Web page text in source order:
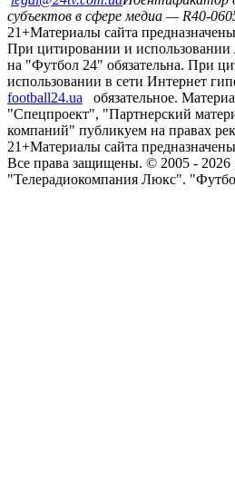
субъектов в сфере медиа — R40-
21+Материалы сайта
При цитировании и
на "Футбол 24" обязательна. При
использовании в сети Интернет
football24.ua
обязательное.
"Спецпроект", "Партнерский
компаний" публикуем на правах
21+Материалы сайта
Все права защищены. © 2005 - 2026
"Телерадиокомпания Люкс".